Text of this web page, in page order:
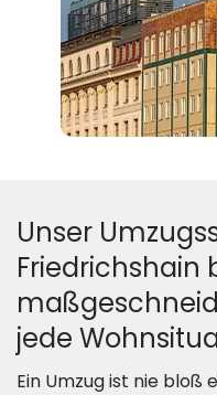
Unser
Friedrichshain
jede
Ein Umzug ist nie bloß